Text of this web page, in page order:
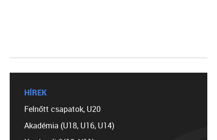
HÍREK
Felnőtt csapatok, U20
Akadémia (U18, U16, U14)